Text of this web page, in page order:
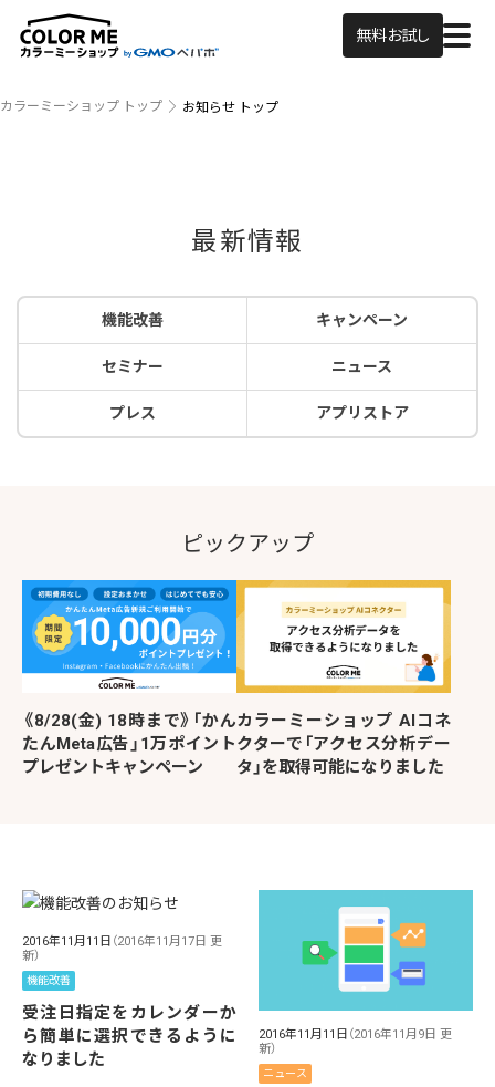
無料お試し
カラーミーショップ トップ お知らせ トップ
最新情報
機能改善 キャンペーン
セミナー ニュース
プレス アプリストア
ピックアップ
《8/28(金) 18時まで》「かん
たんMeta広告」1万ポイント
プレゼントキャンペーン
カラーミーショップ AIコネ
クターで「アクセス分析デー
タ」を取得可能になりました
2016年11月11日 （2016年11月17日 更
新）
機能改善
受注日指定をカレンダーか
ら簡単に選択できるように
なりました
2016年11月11日 （2016年11月9日 更
新）
ニュース